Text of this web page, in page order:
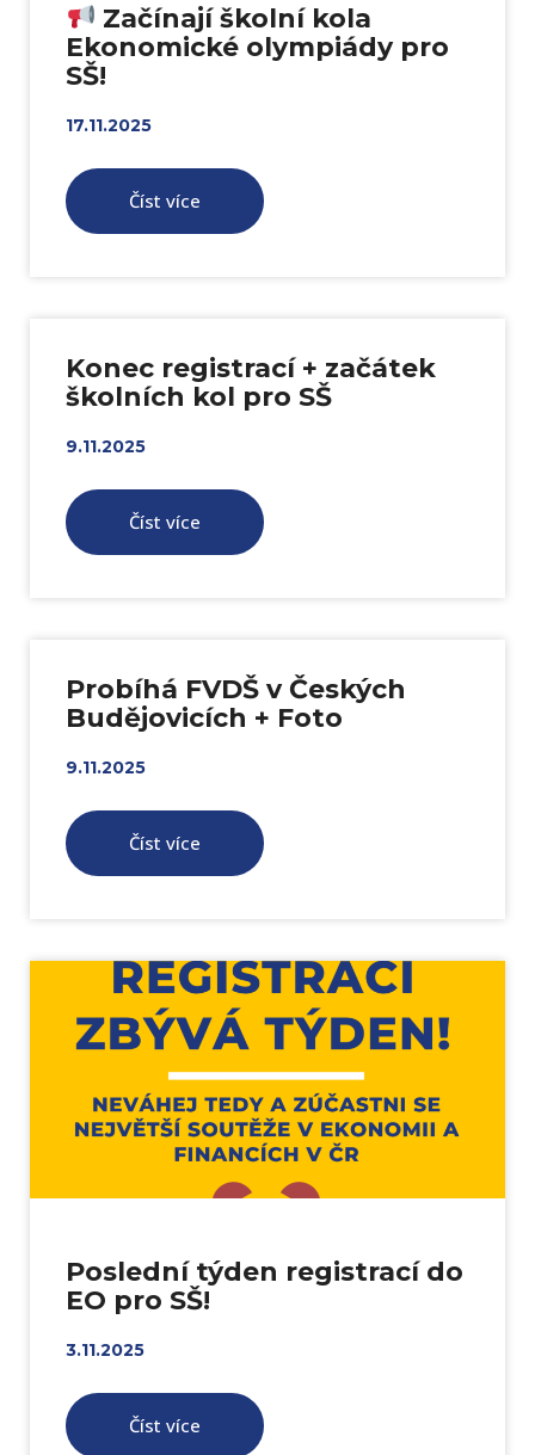
Začínají školní kola
Ekonomické olympiády pro
SŠ!
17.11.2025
Číst více
Konec registrací + začátek
školních kol pro SŠ
9.11.2025
Číst více
Probíhá FVDŠ v Českých
Budějovicích + Foto
9.11.2025
Číst více
Poslední týden registrací do
EO pro SŠ!
3.11.2025
Číst více